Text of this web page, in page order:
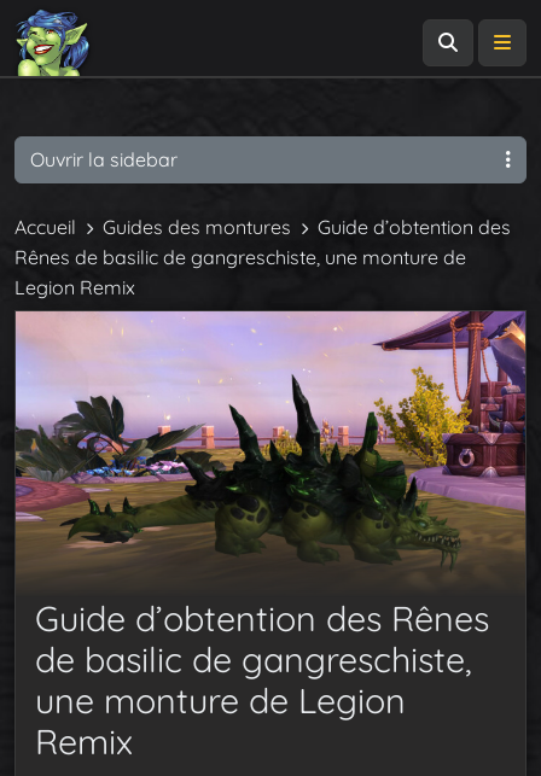
Accueil Guides des montures
Guide d’obtention des
Rênes de basilic de gangreschiste, une monture de
Legion Remix
Guide d’obtention des Rênes
de basilic de gangreschiste,
une monture de Legion
Remix
Ouvrir la sidebar